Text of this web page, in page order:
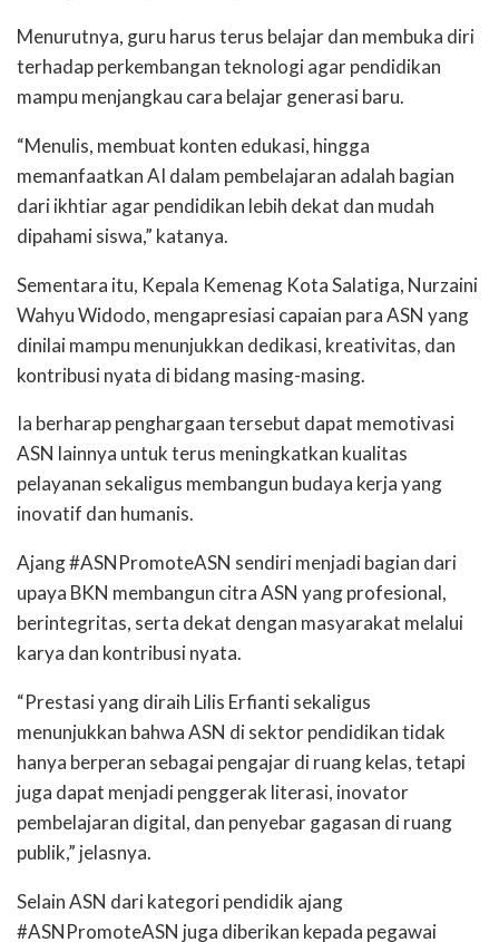
Menurutnya, guru harus terus belajar dan membuka diri
terhadap perkembangan teknologi agar pendidikan
mampu menjangkau cara belajar generasi baru.
“Menulis, membuat konten edukasi, hingga
memanfaatkan AI dalam pembelajaran adalah bagian
dari ikhtiar agar pendidikan lebih dekat dan mudah
dipahami siswa,” katanya.
Sementara itu, Kepala Kemenag Kota Salatiga, Nurzaini
Wahyu Widodo, mengapresiasi capaian para ASN yang
dinilai mampu menunjukkan dedikasi, kreativitas, dan
kontribusi nyata di bidang masing-masing.
Ia berharap penghargaan tersebut dapat memotivasi
ASN lainnya untuk terus meningkatkan kualitas
pelayanan sekaligus membangun budaya kerja yang
inovatif dan humanis.
Ajang #ASNPromoteASN sendiri menjadi bagian dari
upaya BKN membangun citra ASN yang profesional,
berintegritas, serta dekat dengan masyarakat melalui
karya dan kontribusi nyata.
“Prestasi yang diraih Lilis Erfianti sekaligus
menunjukkan bahwa ASN di sektor pendidikan tidak
hanya berperan sebagai pengajar di ruang kelas, tetapi
juga dapat menjadi penggerak literasi, inovator
pembelajaran digital, dan penyebar gagasan di ruang
publik,” jelasnya.
Selain ASN dari kategori pendidik ajang
#ASNPromoteASN juga diberikan kepada pegawai